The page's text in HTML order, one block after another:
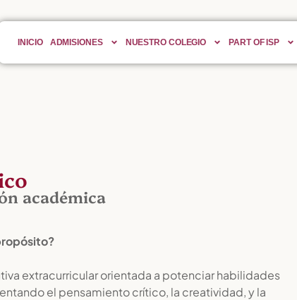
INICIO ADMISIONES NUESTRO COLEGIO PART OF ISP
académica
extracurricular orientada a potenciar habilidades
el pensamiento crítico, la creatividad, y la